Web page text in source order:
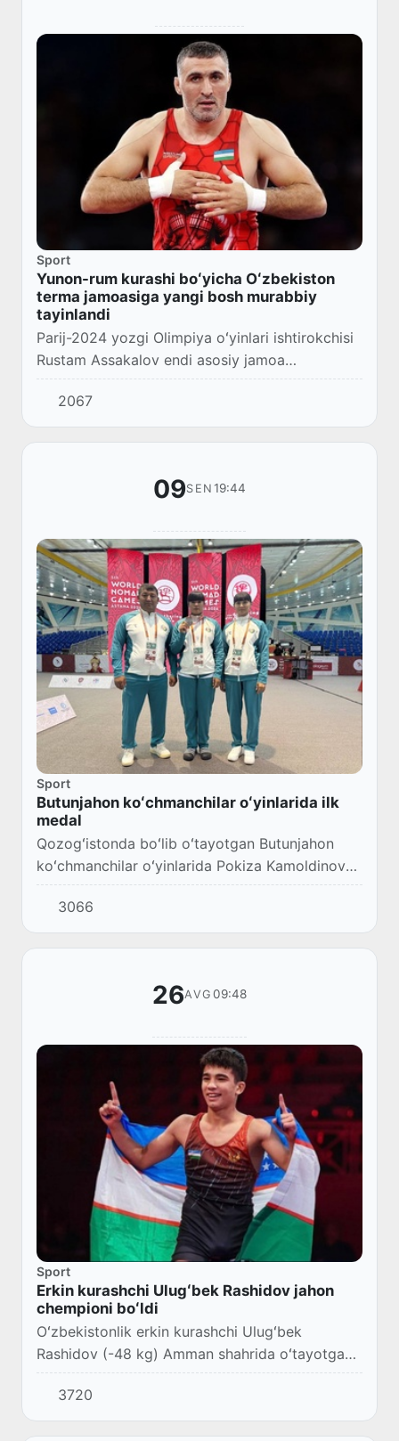
Sport
Yunon-rum kurashi boʻyicha Oʻzbekiston
terma jamoasiga yangi bosh murabbiy
tayinlandi
Parij-2024 yozgi Olimpiya oʻyinlari ishtirokchisi
Rustam Assakalov endi asosiy jamoa
boshqaruviga oʻtadi.
2067
09SEN 19:44
Sport
Butunjahon koʻchmanchilar oʻyinlarida ilk
medal
Qozogʻistonda boʻlib oʻtayotgan Butunjahon
koʻchmanchilar oʻyinlarida Pokiza Kamoldinova
kumush medalini qoʻlga kiritdi.
3066
26AVG 09:48
Sport
Erkin kurashchi Ulugʻbek Rashidov jahon
chempioni boʻldi
Oʻzbekistonlik erkin kurashchi Ulugʻbek
Rashidov (-48 kg) Amman shahrida oʻtayotgan
U17 yosh toifasidagi jahon chempionatida oltin
medalni qoʻlga kiritdi.
3720